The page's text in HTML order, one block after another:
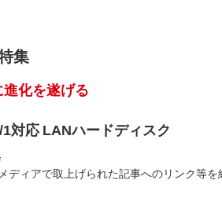
集
化を遂げる
対応 LANハードディスク
メディアで取上げられた記事へのリンク等